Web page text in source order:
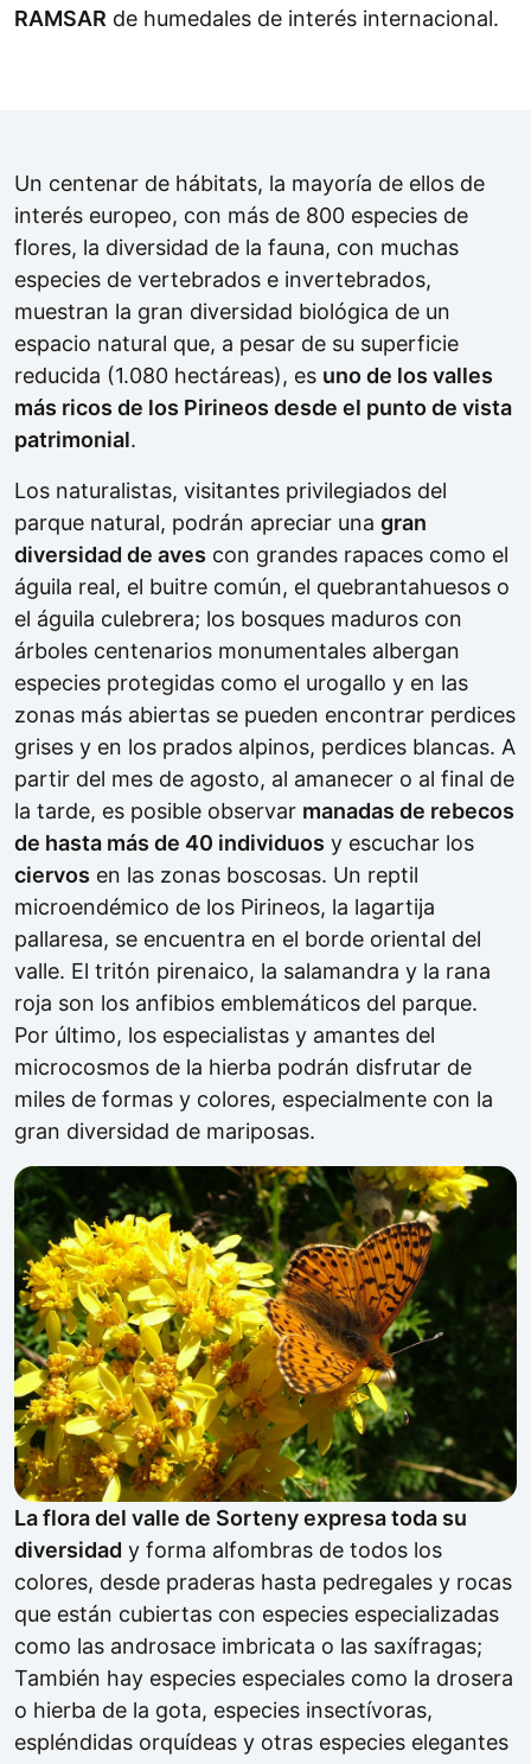
RAMSAR de humedales de interés internacional.
Un centenar de hábitats, la mayoría de ellos de
interés europeo, con más de 800 especies de
flores, la diversidad de la fauna, con muchas
especies de vertebrados e invertebrados,
muestran la gran diversidad biológica de un
espacio natural que, a pesar de su superficie
reducida (1.080 hectáreas), es uno de los valles
más ricos de los Pirineos desde el punto de vista
patrimonial.
Los naturalistas, visitantes privilegiados del
parque natural, podrán apreciar una gran
diversidad de aves con grandes rapaces como el
águila real, el buitre común, el quebrantahuesos o
el águila culebrera; los bosques maduros con
árboles centenarios monumentales albergan
especies protegidas como el urogallo y en las
zonas más abiertas se pueden encontrar perdices
grises y en los prados alpinos, perdices blancas. A
partir del mes de agosto, al amanecer o al final de
la tarde, es posible observar manadas de rebecos
de hasta más de 40 individuos y escuchar los
ciervos en las zonas boscosas. Un reptil
microendémico de los Pirineos, la lagartija
pallaresa, se encuentra en el borde oriental del
valle. El tritón pirenaico, la salamandra y la rana
roja son los anfibios emblemáticos del parque.
Por último, los especialistas y amantes del
microcosmos de la hierba podrán disfrutar de
miles de formas y colores, especialmente con la
gran diversidad de mariposas.
La flora del valle de Sorteny expresa toda su
diversidad y forma alfombras de todos los
colores, desde praderas hasta pedregales y rocas
que están cubiertas con especies especializadas
como las androsace imbricata o las saxífragas;
También hay especies especiales como la drosera
o hierba de la gota, especies insectívoras,
espléndidas orquídeas y otras especies elegantes